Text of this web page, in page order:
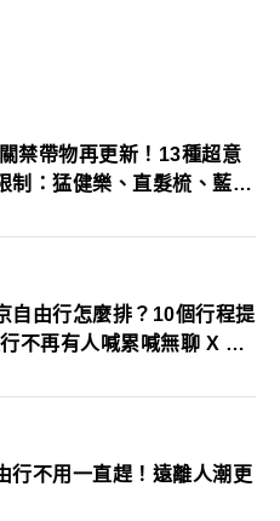
禁帶物再更新！13種超意
制：猛健樂、直髮梳、藍牙
事項一次看！
自由行怎麼排？10個行程提
不再有人喊累喊無聊 X 爸
行不用一直趕！遠離人潮更